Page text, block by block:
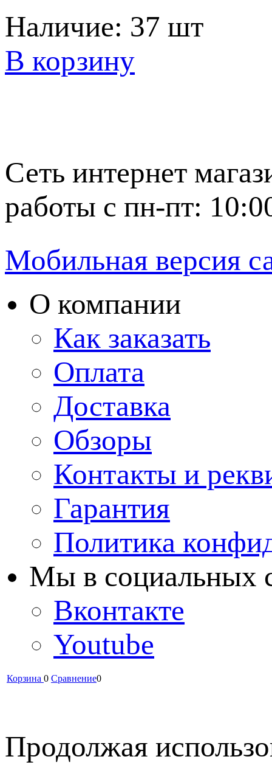
Наличие: 37 шт
В корзину
Сеть интернет
работы с пн-пт:
Мобильная версия
О компании
Как заказать
Оплата
Доставка
Обзоры
Контакты и
Гарантия
Политика
Мы в cоциальных
Вконтакте
Youtube
Корзина 0 Сравнение0
Продолжая